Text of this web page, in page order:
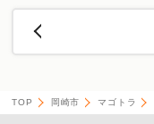
TOP 岡崎市 マゴトラ